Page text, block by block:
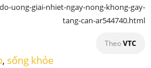
uong-giai-nhiet-ngay-nong-khong-gay-
tang-can-ar544740.html
TheoVTC
, sống khỏe